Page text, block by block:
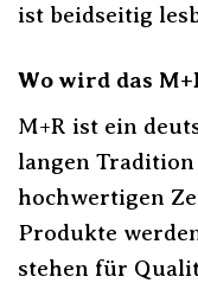
ist beidseitig
Wo wird das
M+R ist ein
langen
hochwertigen
Produkte
stehen für